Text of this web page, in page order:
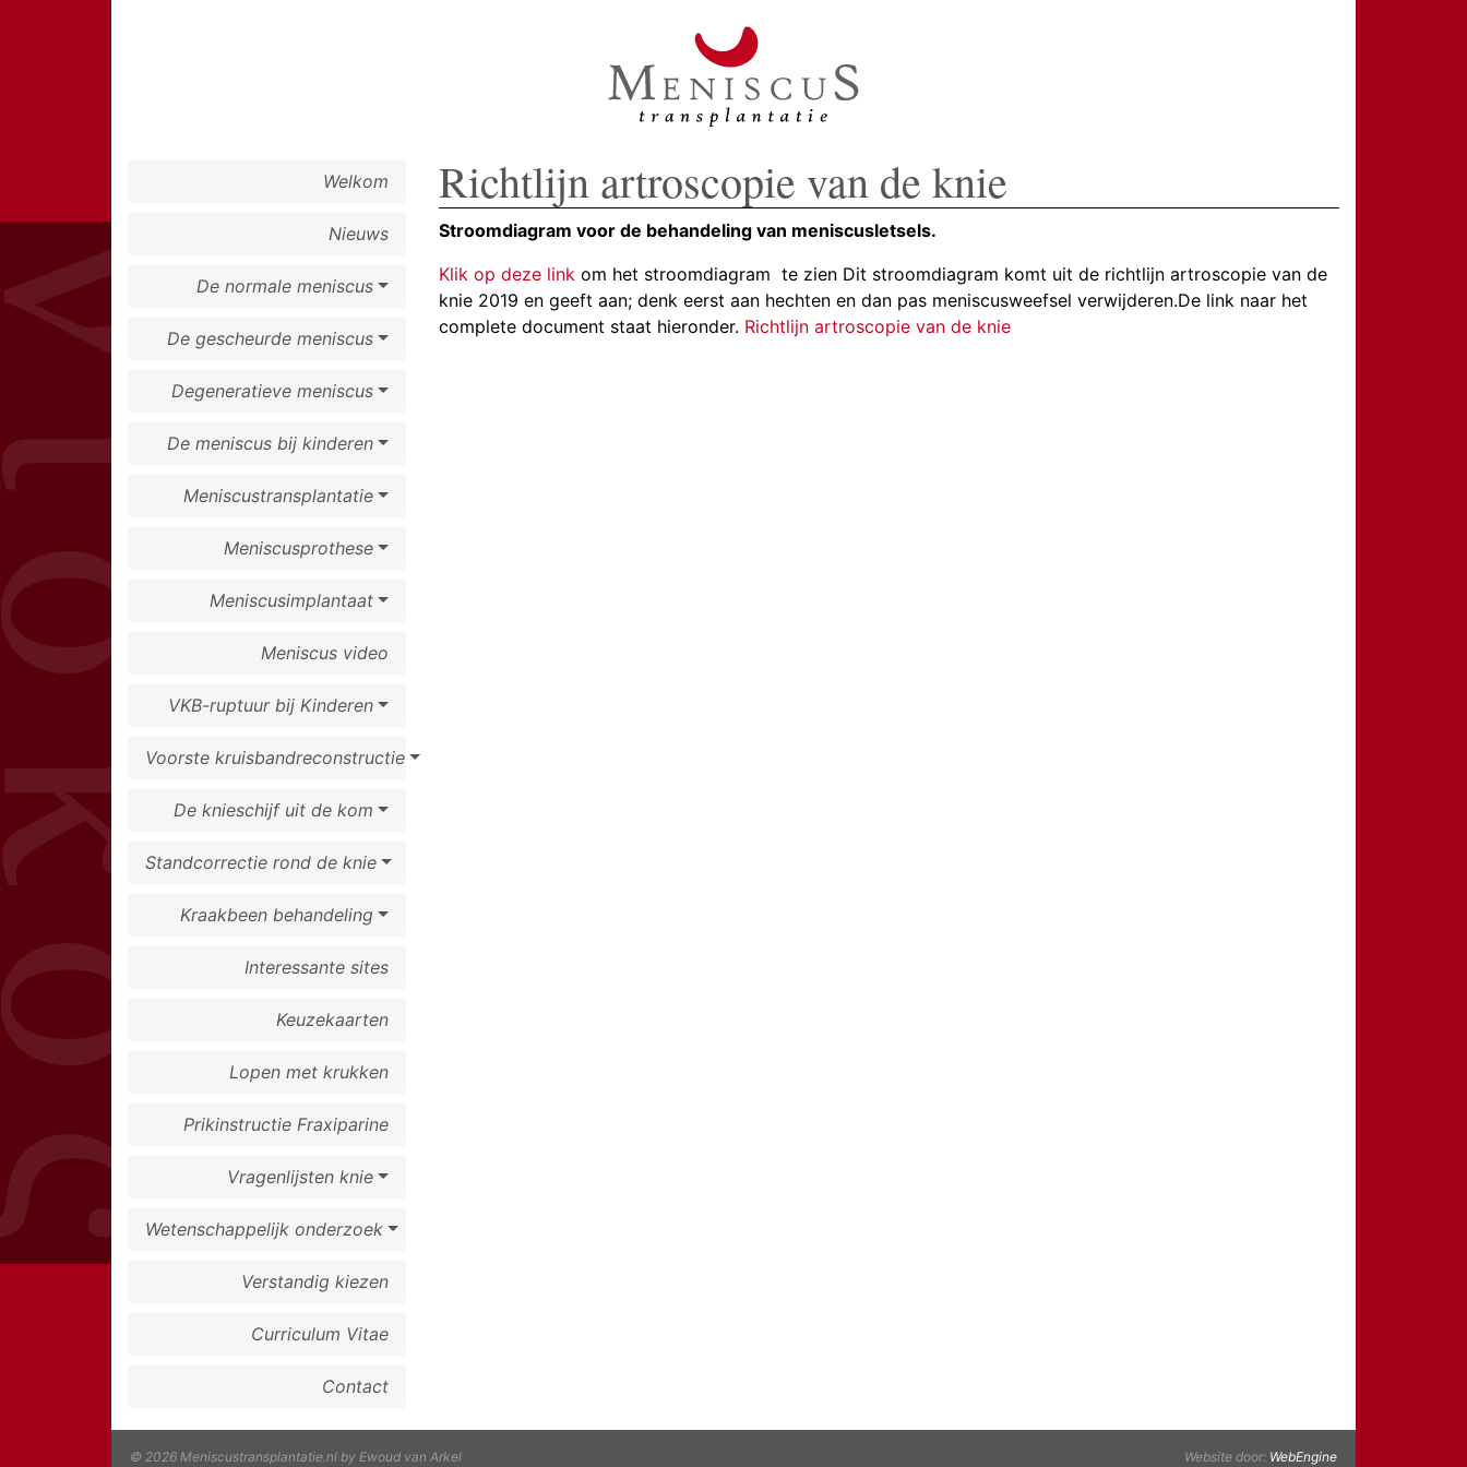
Welkom
Nieuws
De normale meniscus
De gescheurde meniscus
Degeneratieve meniscus
De meniscus bij kinderen
Meniscustransplantatie
Meniscusprothese
Meniscusimplantaat
Meniscus video
VKB-ruptuur bij Kinderen
Voorste kruisbandreconstructie
De knieschijf uit de kom
Standcorrectie rond de knie
Kraakbeen behandeling
Interessante sites
Keuzekaarten
Lopen met krukken
Prikinstructie Fraxiparine
Vragenlijsten knie
Wetenschappelijk onderzoek
Verstandig kiezen
Curriculum Vitae
Contact
Richtlijn artroscopie van de knie
Stroomdiagram voor de behandeling van meniscusletsels.
Klik op deze link om het stroomdiagram te zien Dit stroomdiagram komt uit de richtlijn artroscopie van de
knie 2019 en geeft aan; denk eerst aan hechten en dan pas meniscusweefsel verwijderen.De link naar het
complete document staat hieronder. Richtlijn artroscopie van de knie
© 2026 Meniscustransplantatie.nl by Ewoud van Arkel Website door: WebEngine